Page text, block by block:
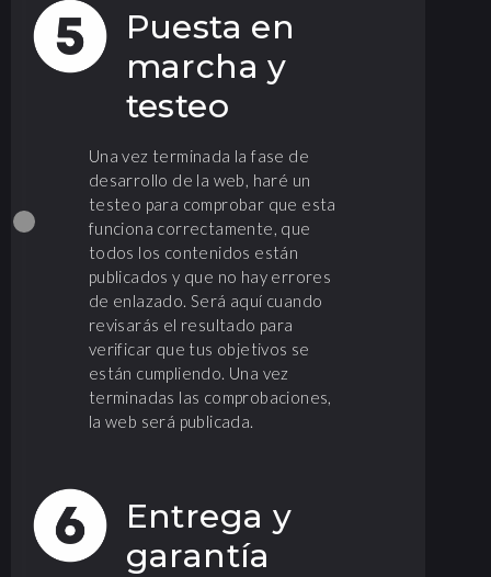
Puesta en
marcha y
testeo
Una vez terminada la fase de
desarrollo de la web, haré un
testeo para comprobar que esta
funciona correctamente, que
todos los contenidos están
publicados y que no hay errores
de enlazado. Será aquí cuando
revisarás el resultado para
verificar que tus objetivos se
están cumpliendo. Una vez
terminadas las comprobaciones,
la web será publicada.
Entrega y
garantía